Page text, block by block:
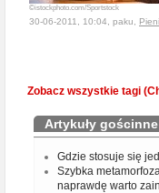
©istockphoto.com/Sportstock
30-06-2011, 10:04, paku,
Zobacz wszystkie tagi
Artykuły gościnne
Gdzie stosuje się
Szybka
naprawdę warto